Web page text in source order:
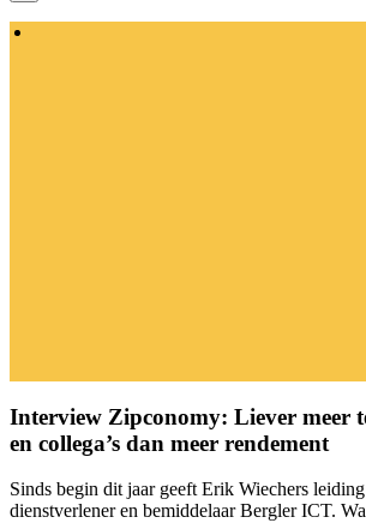
Interview Zipconomy: Liever meer
en collega’s dan meer rendement
Sinds begin dit jaar geeft Erik Wiechers
dienstverlener en bemiddelaar Bergler ICT.